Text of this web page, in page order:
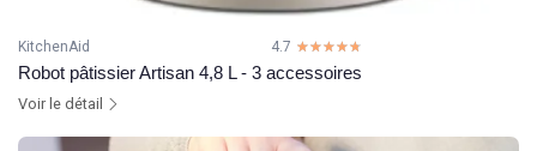
KitchenAid 4.7 ☆☆☆☆☆
★★★★★
Robot pâtissier Artisan 4,8 L - 3 accessoires
Voir le détail